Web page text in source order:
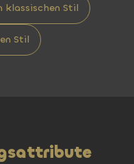
klassischen Stil
Stil